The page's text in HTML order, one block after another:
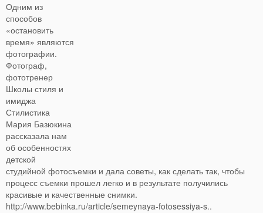
Одним из
способов
«остановить
время» являются
фотографии.
Фотограф,
фототренер
Школы стиля и
имиджа
Стилистика
Мария Базюкина
рассказала нам
об особенностях
детской
студийной фотосъемки и дала советы, как сделать так, чтобы
процесс съемки прошел легко и в результате получились
красивые и качественные снимки.
http://www.bebinka.ru/article/semeynaya-fotosessiya-s..